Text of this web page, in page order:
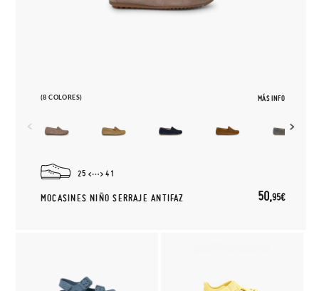
(8 COLORES) MÁS INFO
25 41
MOCASINES NIÑO SERRAJE ANTIFAZ 50,95€